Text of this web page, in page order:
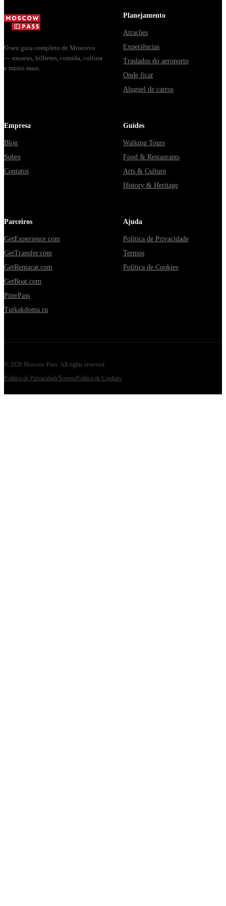
через
Владими...
O seu guia completo de Moscovo
— museus, bilhetes, comida, cultura
e muito mais.
Planejamento
Atrações
Experiências
Traslados do aeroporto
Onde ficar
Aluguel de carros
Empresa
Blog
Sobre
Contatos
Guides
Walking Tours
Food & Restaurants
Arts & Culture
History & Heritage
Parceiros
GetExperience.com
GetTransfer.com
GetRentacar.com
GetBoat.com
PiterPass
Tutkakdoma.ru
Ajuda
Política de Privacidade
Termos
Política de Cookies
© 2026 Moscow Pass. All rights reserved.
Política de PrivacidadeTermos Política de Cookies